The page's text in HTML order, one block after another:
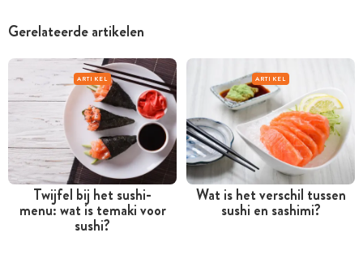
Gerelateerde artikelen
ARTIKEL
Twijfel bij het sushi-
menu: wat is temaki voor
sushi?
ARTIKEL
Wat is het verschil tussen
sushi en sashimi?